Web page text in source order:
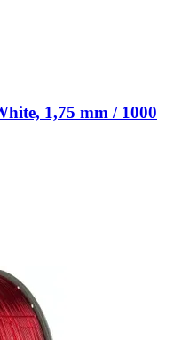
1,75 mm / 1000